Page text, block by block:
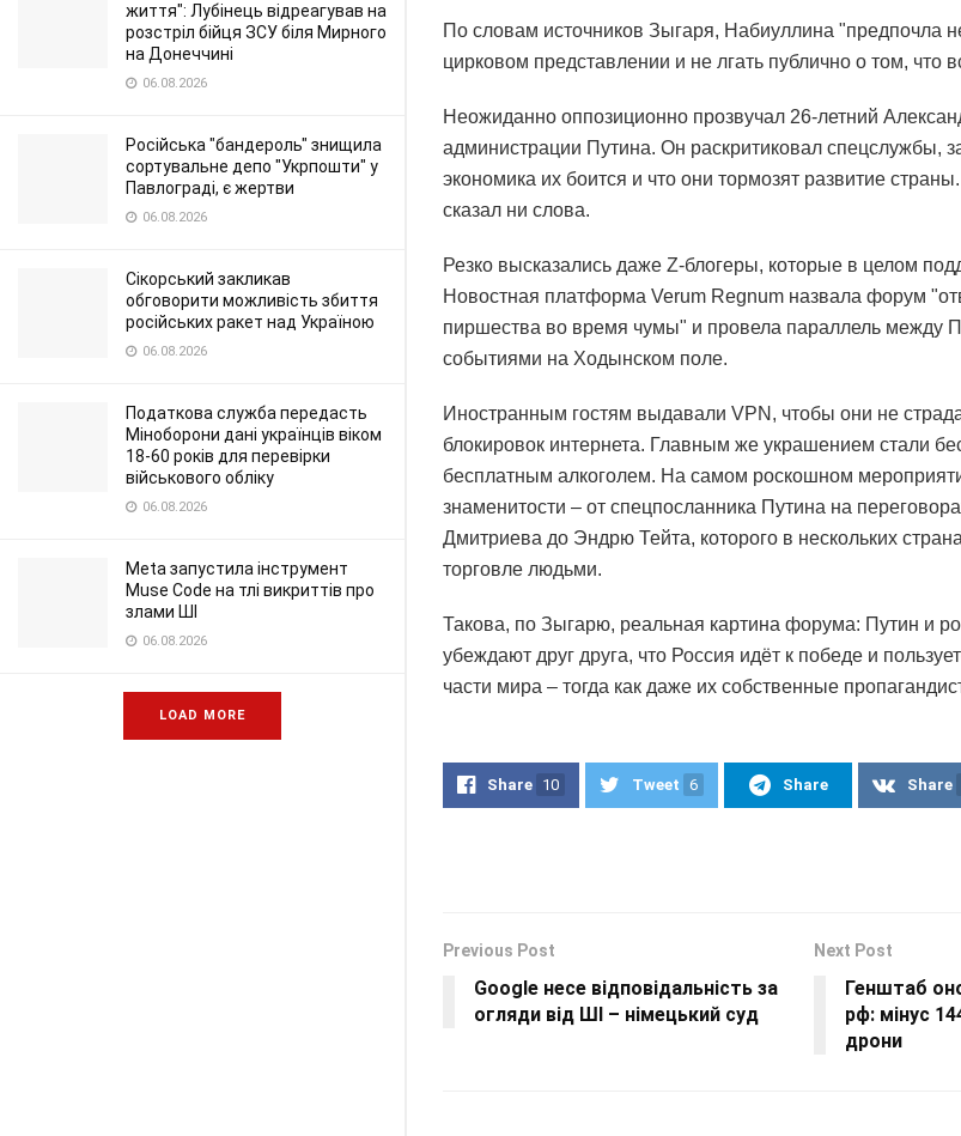
життя": Лубінець відреагував на
розстріл бійця ЗСУ біля Мирного
на Донеччині
06.08.2026
Російська "бандероль" знищила
сортувальне депо "Укрпошти" у
Павлограді, є жертви
06.08.2026
Сікорський закликав
обговорити можливість збиття
російських ракет над Україною
06.08.2026
Податкова служба передасть
Міноборони дані українців віком
18-60 років для перевірки
військового обліку
06.08.2026
Meta запустила інструмент
Muse Code на тлі викриттів про
злами ШІ
06.08.2026
LOAD MORE
По словам источников Зыгаря, Набиуллина "предпочла
цирковом представлении и не лгать публично о том, что
Неожиданно оппозиционно прозвучал 26-летний
администрации Путина. Он раскритиковал спецслужбы,
экономика их боится и что они тормозят развитие
сказал ни слова.
Резко высказались даже Z-блогеры, которые в целом
Новостная платформа Verum Regnum назвала форум
пиршества во время чумы" и провела параллель между
событиями на Ходынском поле.
Иностранным гостям выдавали VPN, чтобы они не
блокировок интернета. Главным же украшением стали
бесплатным алкоголем. На самом роскошном
знаменитости – от спецпосланника Путина на
Дмитриева до Эндрю Тейта, которого в нескольких
торговле людьми.
Такова, по Зыгарю, реальная картина форума: Путин и
убеждают друг друга, что Россия идёт к победе и
части мира – тогда как даже их собственные
Share 10 Tweet 6 Share Share
Previous Post
Google несе відповідальність за
огляди від ШІ – німецький суд
Next Post
Генштаб
рф: мінус
дрони